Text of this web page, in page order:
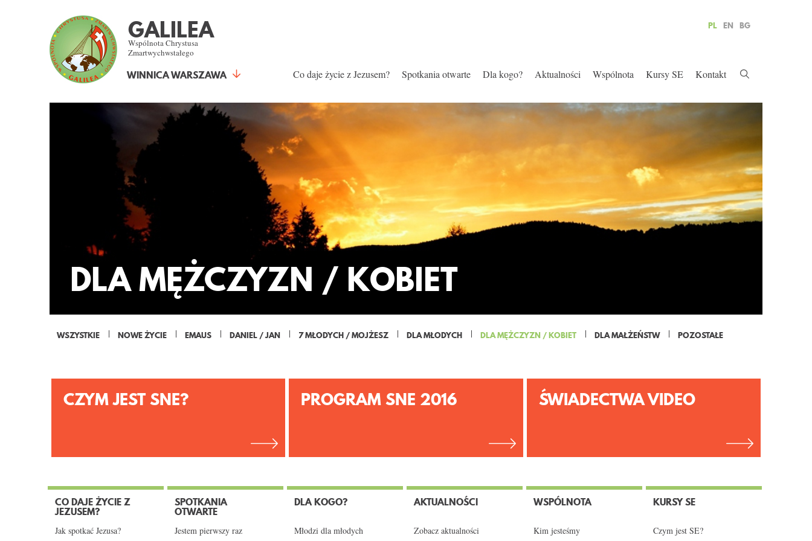
GALILEA
Wspólnota Chrystusa
Zmartwychwstałego
WINNICA WARSZAWA
PL EN BG
Co daje życie z Jezusem? Spotkania otwarte Dla kogo? Aktualności Wspólnota Kursy SE Kontakt
DLA MĘŻCZYZN / KOBIET
WSZYSTKIE NOWE ŻYCIE EMAUS DANIEL / JAN 7 MŁODYCH / MOJŻESZ DLA MŁODYCH DLA MĘŻCZYZN / KOBIET DLA MAŁŻEŃSTW POZOSTAŁE
CZYM JEST SNE? PROGRAM SNE 2016 ŚWIADECTWA VIDEO
CO DAJE ŻYCIE Z
JEZUSEM?
Jak spotkać Jezusa?
SPOTKANIA
OTWARTE
Jestem pierwszy raz
DLA KOGO?
Młodzi dla młodych
AKTUALNOŚCI
Zobacz aktualności
WSPÓLNOTA
Kim jesteśmy
KURSY SE
Czym jest SE?